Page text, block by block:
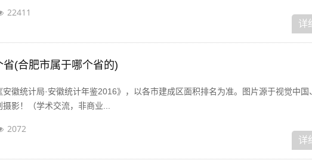
22411
详
省(合肥市属于哪个省的)
安徽统计局·安徽统计年鉴2016》，以各市建成区面积排名为准。图片源于视觉中国
影！（学术交流，非商业...
2072
详